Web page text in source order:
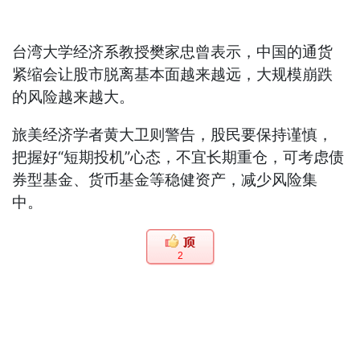
台湾大学经济系教授樊家忠曾表示，中国的通货
紧缩会让股市脱离基本面越来越远，大规模崩跌
的风险越来越大。
旅美经济学者黄大卫则警告，股民要保持谨慎，
把握好“短期投机”心态，不宜长期重仓，可考虑债
券型基金、货币基金等稳健资产，减少风险集
中。
2